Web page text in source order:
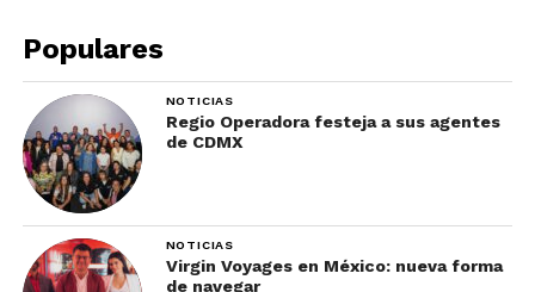
Populares
NOTICIAS
Regio Operadora festeja a sus agentes
de CDMX
NOTICIAS
Virgin Voyages en México: nueva forma
de navegar